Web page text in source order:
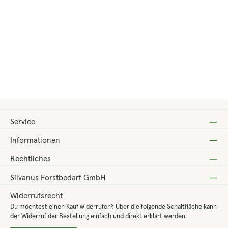
Service
Informationen
Rechtliches
Silvanus Forstbedarf GmbH
Widerrufsrecht
Du möchtest einen Kauf widerrufen? Über die folgende Schaltfläche kann
der Widerruf der Bestellung einfach und direkt erklärt werden.